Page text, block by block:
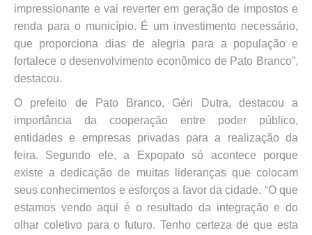
impressionante e vai reverter em geração de impostos e
renda para o município. É um investimento necessário,
que proporciona dias de alegria para a população e
fortalece o desenvolvimento econômico de Pato Branco”,
destacou.
O prefeito de Pato Branco, Géri Dutra, destacou a
importância da cooperação entre poder público,
entidades e empresas privadas para a realização da
feira. Segundo ele, a Expopato só acontece porque
existe a dedicação de muitas lideranças que colocam
seus conhecimentos e esforços a favor da cidade. “O que
estamos vendo aqui é o resultado da integração e do
olhar coletivo para o futuro. Tenho certeza de que esta